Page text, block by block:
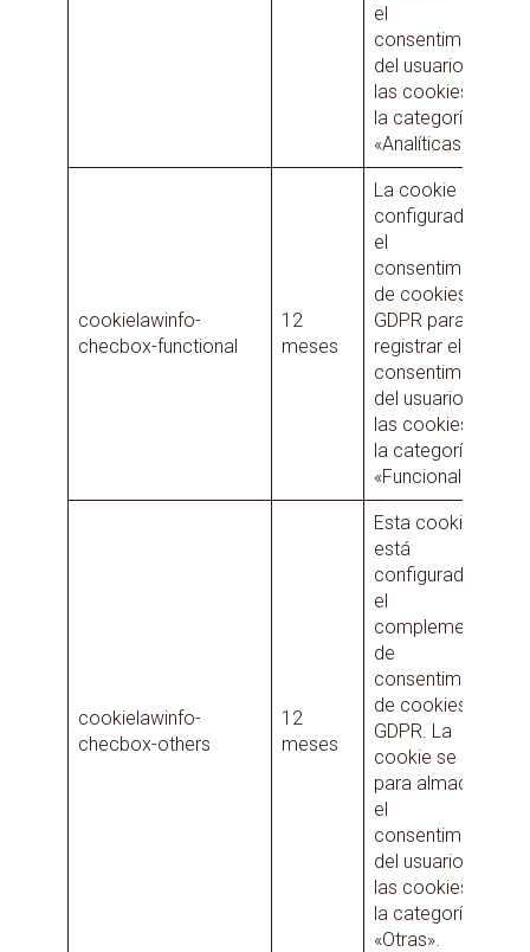
el
consentimiento
del usuario para
las cookies en
la categoría
«Analíticas».
cookielawinfo-
checbox-functional
12
meses
La cookie está
configurada por
el
consentimiento
de cookies
GDPR para
registrar el
consentimiento
del usuario para
las cookies en
la categoría
«Funcional».
cookielawinfo-
checbox-others
12
meses
Esta cookie
está
configurada por
el
complemento
de
consentimiento
de cookies de
GDPR. La
cookie se utiliza
para almacenar
el
consentimiento
del usuario para
las cookies en
la categoría
«Otras».